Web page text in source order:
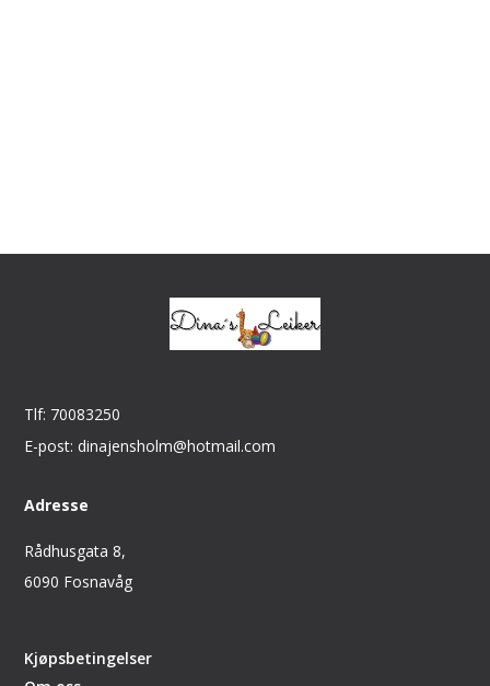
Tlf: 70083250
E-post: dinajensholm@hotmail.com
Adresse
Rådhusgata 8,
6090 Fosnavåg
Kjøpsbetingelser